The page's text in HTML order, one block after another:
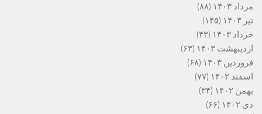
مرداد ۱۴۰۳
(۸۸)
تیر ۱۴۰۳
(۱۴۵)
خرداد ۱۴۰۳
(۴۳)
اردیبهشت ۱۴۰۳
(۶۳)
فروردین ۱۴۰۳
(۶۸)
اسفند ۱۴۰۲
(۷۷)
بهمن ۱۴۰۲
(۳۴)
دی ۱۴۰۲
(۶۶)